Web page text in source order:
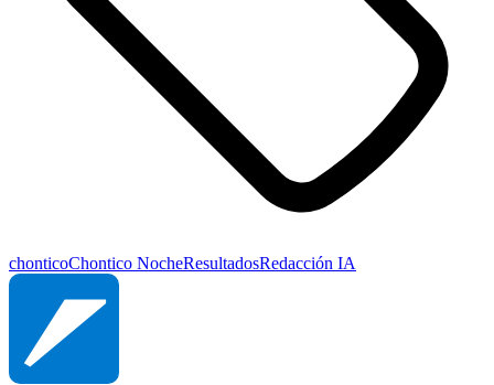
chonticoChontico NocheResultadosRedacción IA